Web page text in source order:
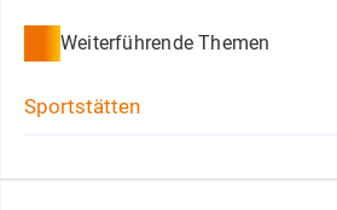
Weiterführende Themen
Sportstätten